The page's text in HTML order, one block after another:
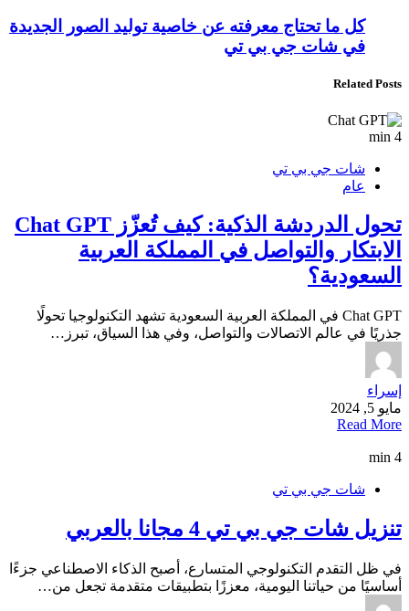
كل ما تحتاج معرفته عن خاصية توليد الصور الجديدة
في شات جي بي تي
Related Posts
4 min
شات جي بي تي
عام
تحول الدردشة الذكية: كيف تُعزّز Chat GPT
الابتكار والتواصل في المملكة العربية
السعودية؟
Chat GPT في المملكة العربية السعودية تشهد التكنولوجيا تحولًا
جذريًا في عالم الاتصالات والتواصل، وفي هذا السياق، تبرز…
إسراء
مايو 5, 2024
Read More
4 min
شات جي بي تي
تنزيل شات جي بي تي 4 مجانا بالعربي
في ظل التقدم التكنولوجي المتسارع، أصبح الذكاء الاصطناعي جزءًا
أساسيًا من حياتنا اليومية، معززًا بتطبيقات متقدمة تجعل من…